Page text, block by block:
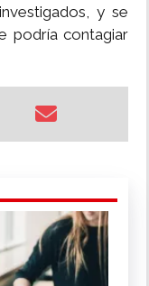
y se
podría contagiar